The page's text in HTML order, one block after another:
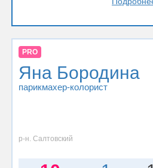
PRO
Яна Бородина
парикмахер-колорист
р-н. Салтовский